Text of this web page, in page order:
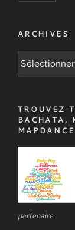
ARCHIVES
Archives
TROUVEZ
BACHATA,
MAPDANCE
partenaire